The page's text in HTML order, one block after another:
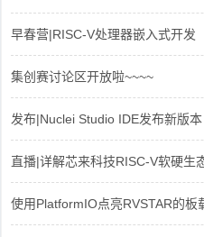
早春营|RISC-V处理器嵌入式开发
集创赛讨论区开放啦~~~~
发布|Nuclei Studio IDE发布新版本
直播|详解芯来科技RISC-V软硬生
使用PlatformIO点亮RVSTAR的板